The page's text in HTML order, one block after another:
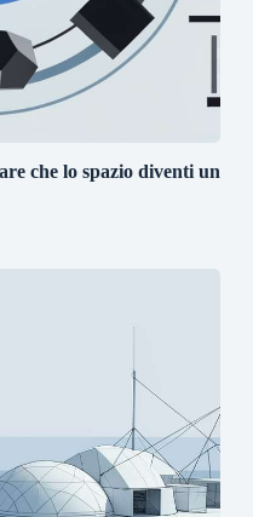
che lo spazio diventi un